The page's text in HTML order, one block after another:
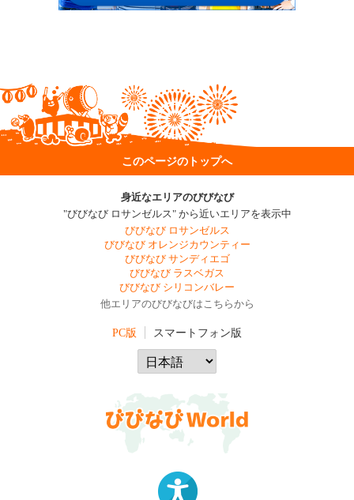
このページのトップへ
身近なエリアのびびなび
"びびなび ロサンゼルス" から近いエリアを表示中
びびなび ロサンゼルス
びびなび オレンジカウンティー
びびなび サンディエゴ
びびなび ラスベガス
びびなび シリコンバレー
他エリアのびびなびはこちらから
PC版 スマートフォン版